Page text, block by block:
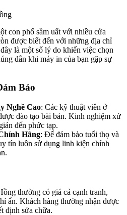
con phố sầm uất với nhiều cửa
được biết đến với những địa chỉ
là một số lý do khiến việc chọn
đắn khi máy in của bạn gặp sự
Bảo
Nghề Cao: Các kỹ thuật viên ở
đào tạo bài bản. Kinh nghiệm xử
đến phức tạp.
Hãng: Để đảm bảo tuổi thọ và
tín luôn sử dụng linh kiện chính
thường có giá cả cạnh tranh,
ẩn. Khách hàng thường nhận được
định sửa chữa.